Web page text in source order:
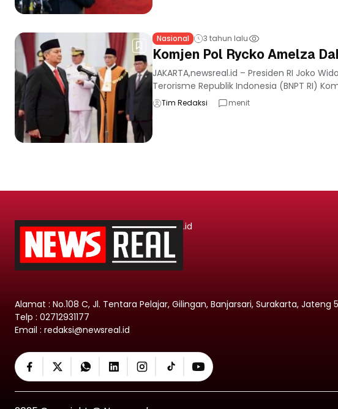
Nasional 3 tahun lalu
Komjen Pol Rycko Amelza
JAKARTA,newsreal.id – Presiden RI Joko
Terorisme Republik Indonesia (BNPT RI)
Tim Redaksi menit
.id
Alamat : No.108 C, Jl. Tentara Pelajar, Gilingan, Banjarsari, Surakarta, Jateng
Telp : 02712931177
Email : redaksi@newsreal.id